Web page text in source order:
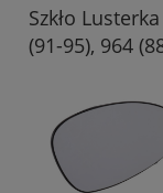
Szkło
(91-95), 964